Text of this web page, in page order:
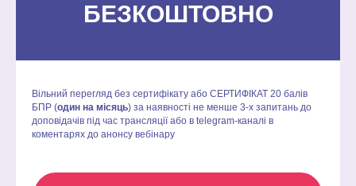
БЕЗКОШТОВНО
Вільний перегляд без сертифікату або СЕРТИФІКАТ 20 балів
БПР (один на місяць) за наявності не менше 3-х запитань до
доповідачів під час трансляції або в telegram-каналі в
коментарях до анонсу вебінару